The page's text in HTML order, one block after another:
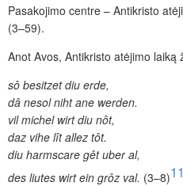
Pasakojimo centre – Antikristo
(3–59).
Anot Avos, Antikristo atėjimo laiką
sô besitzet diu erde,
dâ nesol niht ane werden.
vil michel wirt diu nôt,
daz vihe lît allez tôt.
diu harmscare gêt uber al,
des liutes wirt ein grôz val. (3–8)11